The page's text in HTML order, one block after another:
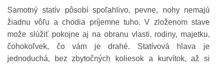
Samotný statív pôsobí spoľahlivo, pevne, nohy nemajú
žiadnu vôľu a chodia príjemne tuho. V zloženom stave
može slúžiť pokojne aj na obranu vlasti, rodiny, majetku,
čohokoľvek, čo vám je drahé. Statívová hlava je
jednoduchá, bez zbytočných koliesok a kurvítok, až si